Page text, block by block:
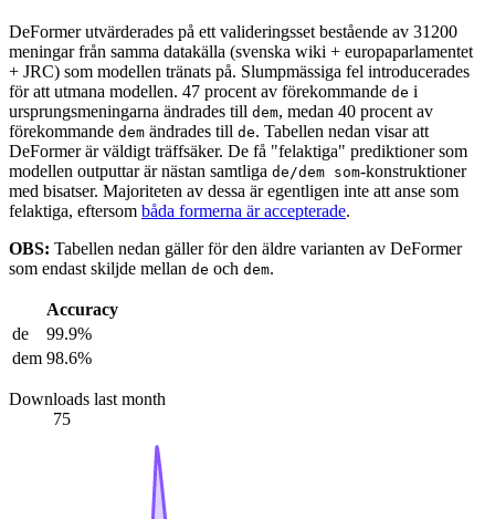
DeFormer utvärderades på ett valideringsset bestående av 31200
meningar från samma datakälla (svenska wiki + europaparlamentet
+ JRC) som modellen tränats på. Slumpmässiga fel introducerades
för att utmana modellen. 47 procent av förekommande de i
ursprungsmeningarna ändrades till dem, medan 40 procent av
förekommande dem ändrades till de. Tabellen nedan visar att
DeFormer är väldigt träffsäker. De få "felaktiga" prediktioner som
modellen outputtar är nästan samtliga de/dem som-konstruktioner
med bisatser. Majoriteten av dessa är egentligen inte att anse som
felaktiga, eftersom båda formerna är accepterade.
OBS: Tabellen nedan gäller för den äldre varianten av DeFormer
som endast skiljde mellan de och dem.
Accuracy
de
99.9%
dem 98.6%
Downloads last month
75